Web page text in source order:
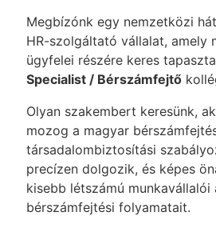
Megbízónk egy nemzetközi
HR-szolgáltató vállalat, amely
ügyfelei részére keres
Specialist / Bérszámfejtő
Olyan szakembert keresünk,
mozog a magyar
társadalombiztosítási
precízen dolgozik, és képes
kisebb létszámú munkavállalói
bérszámfejtési folyamatait.